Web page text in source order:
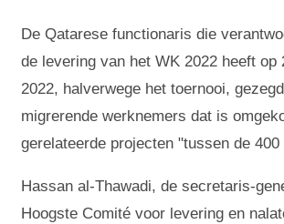
De Qatarese functionaris die
de levering van het WK 2022 heeft op
2022, halverwege het toernooi,
migrerende werknemers dat is
gerelateerde projecten "tussen de 400
Hassan al-Thawadi, de secretaris-
Hoogste Comité voor levering en